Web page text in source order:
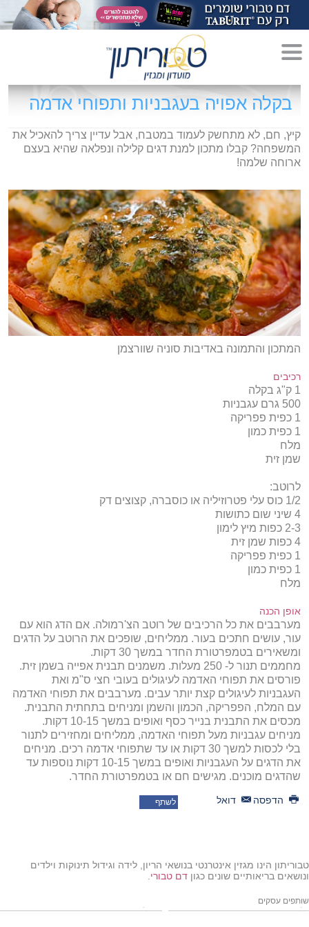
מדריך לגידול הורים»
הריון»
לידה»
סגנון חיים»
בקלה אפויה בעגבניות ותפוחי אדמה
קיץ, חם, לא מתחשק לעמוד במטבח, אבל עדיין צריך להאכיל את
המשפחה? קבלו מתכון למנת דגים קלילה ונפלאה שהיא בעצם
ארוחה שלמה!
המתכון והתמונה באדיבות סוניה שוורצמן
רכיבים
1 ק"ג בקלה
500 גרם עגבניות
1 כפית פפריקה
1 כפית כמון
מלח
שמן זית
לרוטב:
1/2 כוס עלי פטרוזיליה או כוסברה, קצוצים דק
4 שיני שום כתושות
2-3 כפות מיץ לימון
4 כפות שמן זית
1 כפית פפריקה
1 כפית כמון
מלח
אופן הכנה
מערבבים את כל הרכיבים של רוטב הצ'רמולה. אם הדג הוא עם
עור, עושים חתכים בעור. ממליחים, שופכים את הרוטב על הדגים
ומשאירים בטמפרטורת החדר במשך 30 דקות.
מחממים תנור ל- 250 מעלות. משמנים תבנית אפייה בשמן זית.
פורסים את תפוחי האדמה לעיגולים בעובי חצי ס"מ ואת
העגבניות לעיגולים קצת יותר עבים. מערבבים את תפוחי האדמה
עם המלח, הפפריקה, הכמון והשמן ומניחים בתחתית התבנית.
מכסים את התבנית בנייר כסף ואופים במשך 10-15 דקות.
מניחים עגבניות מעל תפוחי האדמה, ממליחים ומחזירים לתנור
בלי לכסות למשך 30 דקות או עד שתפוחי אדמה רכים. מניחים
את הדגים על העגבניות ואופים במשך 10-15 דקות נוספות עד
שהדגים מוכנים. מגישים חם או בטמפרטורת החדר.
הדפסה דואל לשתף
טבוריתון הינו מגזין אינטרנטי בנושאי הריון, לידה וגידול תינוקות וילדים
ונושאים בריאותיים שונים כגון דם טבורי.
שותפים עסקים